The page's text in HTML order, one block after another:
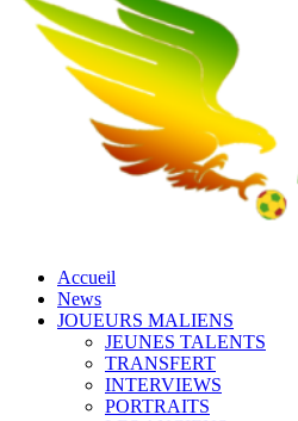
Accueil
News
JOUEURS MALIENS
JEUNES TALENTS
TRANSFERT
INTERVIEWS
PORTRAITS